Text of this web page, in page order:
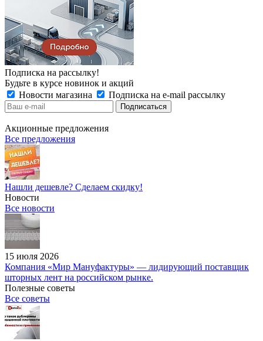
Подписка на рассылку!
Будьте в курсе новинок и акций
Новости магазина
Подписка на e-mail рассылку
Акционные предложения
Все предложения
Нашли дешевле? Сделаем скидку!
Новости
Все новости
15 июля 2026
Компания «Мир Мануфактуры» — лидирующий поставщик
шторных лент на российском рынке.
Полезные советы
Все советы